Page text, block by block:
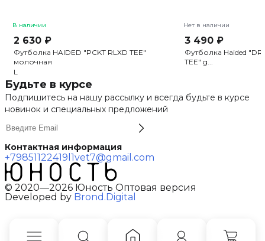
В наличии
2 630 ₽
Футболка HAIDED "PCKT RLXD TEE"
молочная
L
Нет в наличии
3 490 ₽
Футболка Haided
TEE" g...
Будьте в курсе
Подпишитесь на нашу рассылку и всегда будьте в курсе
новинок и специальных предложений
Контактная информация
+79851122419 l1vet7@gmail.com
© 2020—2026 Юность Оптовая версия
Developed by Brond.Digital